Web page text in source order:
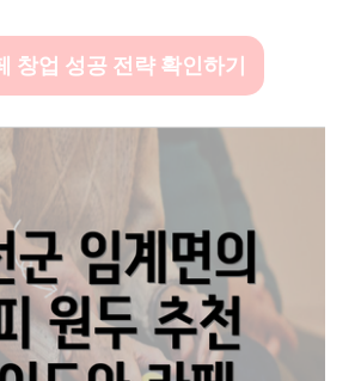
창업 성공 전략 확인하기